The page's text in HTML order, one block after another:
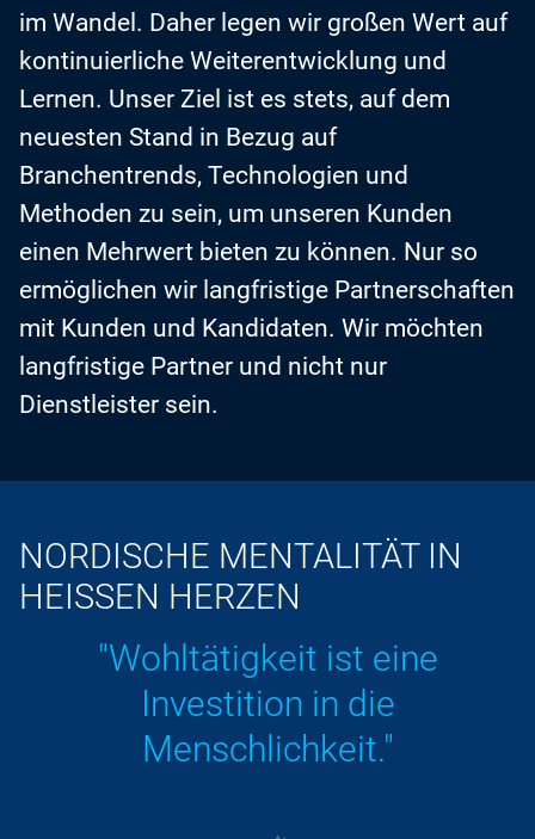
im Wandel. Daher legen wir großen Wert auf
kontinuierliche Weiterentwicklung und
Lernen. Unser Ziel ist es stets, auf dem
neuesten Stand in Bezug auf
Branchentrends, Technologien und
Methoden zu sein, um unseren Kunden
einen Mehrwert bieten zu können. Nur so
ermöglichen wir langfristige Partnerschaften
mit Kunden und Kandidaten. Wir möchten
langfristige Partner und nicht nur
Dienstleister sein.
NORDISCHE MENTALITÄT IN
HEISSEN HERZEN
"Wohltätigkeit ist eine
Investition in die
Menschlichkeit."